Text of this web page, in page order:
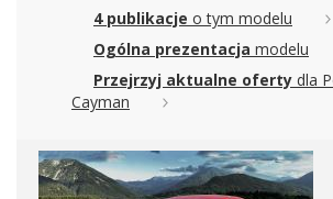
4 publikacje o tym modelu
Ogólna prezentacja modelu
Przejrzyj aktualne oferty dla
Cayman